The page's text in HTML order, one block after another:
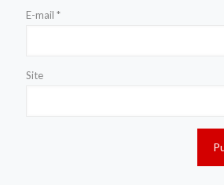
E-mail *
Site